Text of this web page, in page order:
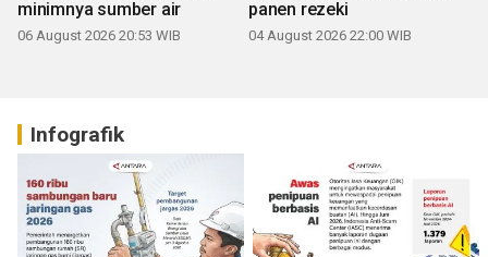
minimnya sumber air
06 August 2026 20:53 WIB
panen rezeki
04 August 2026 22:00 WIB
Infografik